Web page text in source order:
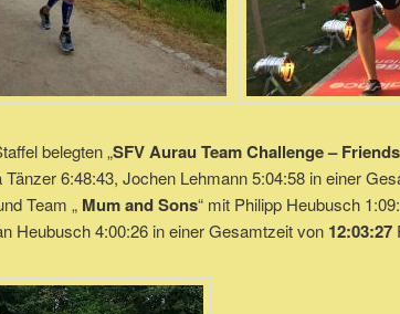
belegten „SFV Aurau Team Challenge – Friends
Tänzer 6:48:43, Jochen Lehmann 5:04:58 in einer
Team „Mum and Sons“ mit Philipp Heubusch
Heubusch 4:00:26 in einer Gesamtzeit von 12:03:27